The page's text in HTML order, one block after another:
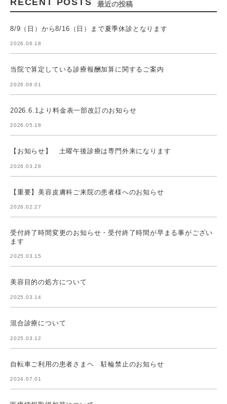
最近の投稿
8/9（日）から8/16（日）まで夏季休診となります
2026.06.18
当院で算定している診療報酬加算に関するご案内
2026.06.01
2026.6.1より料金表一部改訂のお知らせ
2026.05.18
【お知らせ】 土曜午後診療は専門外来になります
2026.03.28
【重要】美容皮膚科ご来院の患者様へのお知らせ
2026.02.27
受付終了時間変更のお知らせ・受付終了時間が早まる事がござい
ます
2025.03.15
美容目的の処方について
2025.03.14
混合診療について
2025.03.12
自転車ご利用の患者さまヘ 駐輪禁止のお知らせ
2024.07.01